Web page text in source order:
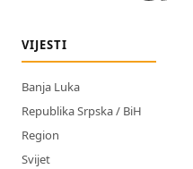
VIJESTI
Banja Luka
Republika Srpska / BiH
Region
Svijet